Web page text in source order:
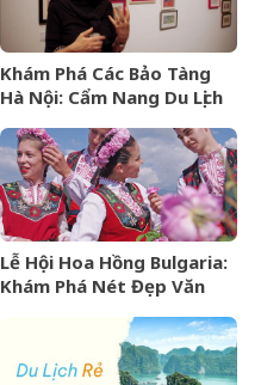
Khám Phá Các Bảo Tàng
Hà Nội: Cẩm Nang Du Lịch
Lễ Hội Hoa Hồng Bulgaria:
Khám Phá Nét Đẹp Văn